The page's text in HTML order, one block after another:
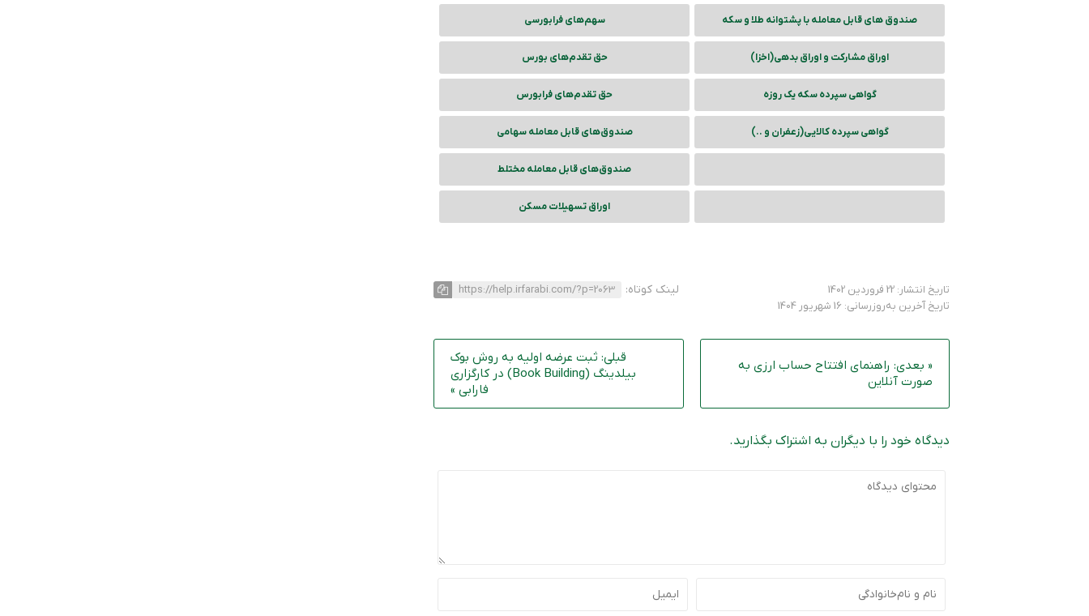
صندوق های قابل معامله با پشتوانه طلا و سکه سهم‌های فرابورسی
اوراق مشارکت و اوراق بدهی(اخزا) حق تقدم‌های بورس
گواهی سپرده سکه یک روزه حق تقدم‌های فرابورس
گواهی سپرده کالایی(زعفران و ..) صندوق‌های قابل معامله سهامی
صندوق‌های قابل معامله مختلط
اوراق تسهیلات مسکن
تاریخ انتشار: 22 فروردین 1402
تاریخ آخرین به‌روزرسانی: 16 شهریور 1404
لینک کوتاه: https://help.irfarabi.com/?p=2063
« بعدی: راهنمای افتتاح حساب ارزی به
صورت آنلاین
قبلی: ثبت عرضه اولیه به روش بوک
بیلدینگ (Book Building) در کارگزاری
فارابی »
دیدگاه خود را با دیگران به اشتراک بگذارید.